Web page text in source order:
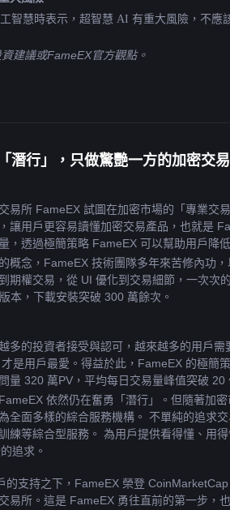
智慧時表示，超智慧 AI 有重大風險，不應
建議或FameEX官方觀點。
潛行」，只做驚艷一方的加密交
易所 FameEX 試圖在加密市場的「專業交
讓用戶更容易讀懂加密交易產品，也就是
，透過極簡策略 FameEX 可以幫助用戶降
概念，FameEX 技術團隊多年來苦修內功
期權交易，從 UI 優化到交易細節，一次
本，下載安裝突破 300 萬餘次。
多的投資者接受與認可，越來越多的用戶
是用戶最愛。得益於此，FameEX 的極簡
量 320 萬PV，平均每日交易量峰值突破
依然仍在奮勇「潛行」。但隨著加
全面多樣的綜合服務機構。 不單純的追求
練等綜合型服務。 為用戶提供看得懂、用
追求。
的支持之下，FameEX 榮登
易所。這是 FameEX 勇往直前的第一步，